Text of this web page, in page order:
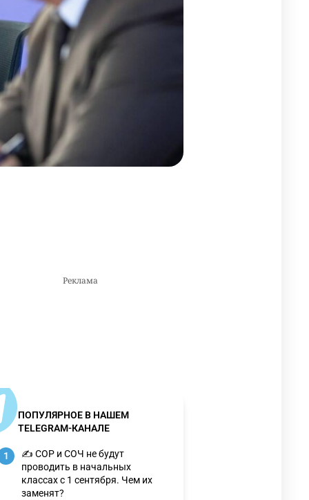
ПОПУЛЯРНОЕ В НАШЕМ
TELEGRAM-КАНАЛЕ
1
✍️ СОР и СОЧ не будут
проводить в начальных
классах с 1 сентября. Чем их
заменят?